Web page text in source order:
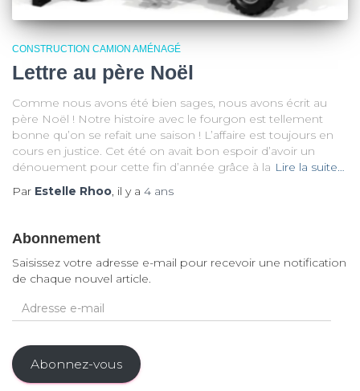
CONSTRUCTION CAMION AMÉNAGÉ
Lettre au père Noël
Comme nous avons été bien sages, nous avons écrit au
père Noël ! Notre histoire avec le fourgon est tellement
bonne qu’on se refait une saison ! L’affaire est toujours en
cours en justice. Cet été on avait bon espoir d’avoir un
dénouement pour cette fin d’année grâce à la Lire la suite…
Par Estelle Rhoo, il y a 4 ans
Abonnement
Saisissez votre adresse e-mail pour recevoir une notification
de chaque nouvel article.
d
e
s
s
Abonnez-vous